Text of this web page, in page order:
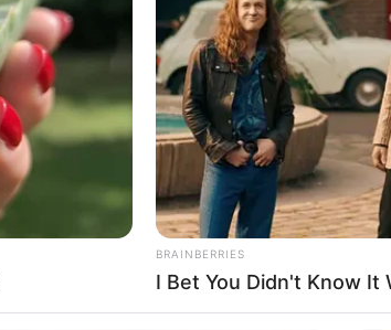
BRAINBERRIES
I Bet You Didn't Know It